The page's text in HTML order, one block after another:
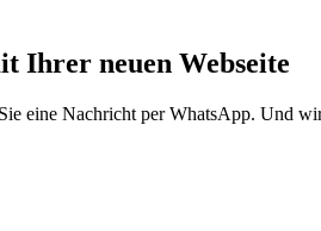
Ihrer neuen Webseite
eine Nachricht per WhatsApp. Und